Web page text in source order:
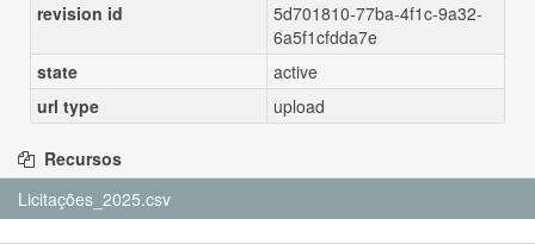
revision id
5d701810-77ba-4f1c-9a32-
6a5f1cfdda7e
state
active
url type
upload
Recursos
Licitações_2025.csv